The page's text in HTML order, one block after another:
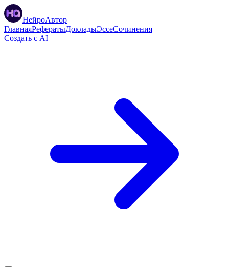
НейроАвтор
ГлавнаяРефератыДокладыЭссеСочинения
Создать с AI